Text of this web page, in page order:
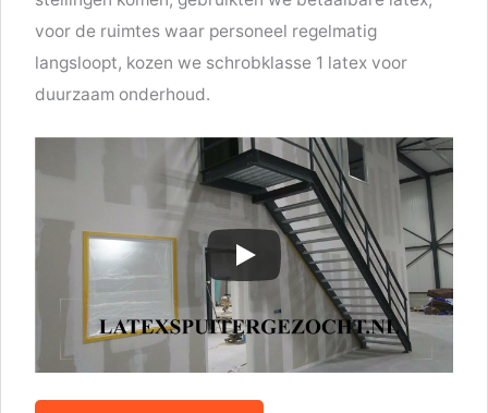
voor de ruimtes waar personeel regelmatig
langsloopt, kozen we schrobklasse 1 latex voor
duurzaam onderhoud.